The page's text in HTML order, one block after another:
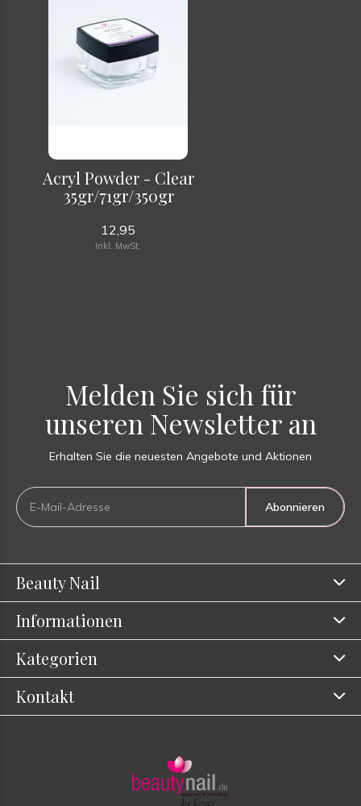
Acryl Powder - Clear
35gr/71gr/350gr
12,95
Inkl. MwSt.
Melden Sie sich für
unseren Newsletter an
Erhalten Sie die neuesten Angebote und Aktionen
Abonnieren
Beauty Nail
Informationen
Kategorien
Kontakt